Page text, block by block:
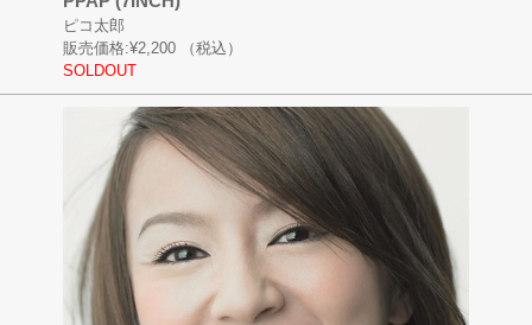
ピコ太郎
販売価格:¥2,200
（税込）
SOLDOUT